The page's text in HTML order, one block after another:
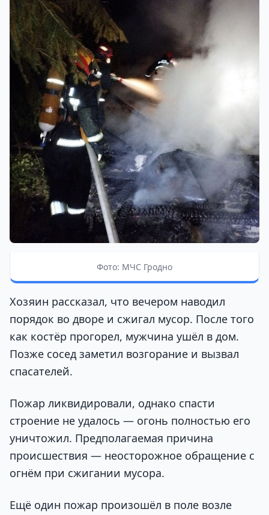
Фото: МЧС Гродно
Хозяин рассказал, что вечером наводил
порядок во дворе и сжигал мусор. После того
как костёр прогорел, мужчина ушёл в дом.
Позже сосед заметил возгорание и вызвал
спасателей.
Пожар ликвидировали, однако спасти
строение не удалось — огонь полностью его
уничтожил. Предполагаемая причина
происшествия — неосторожное обращение с
огнём при сжигании мусора.
Ещё один пожар произошёл в поле возле